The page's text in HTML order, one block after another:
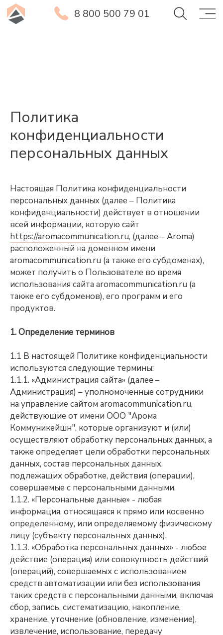
8 800 500 79 01
Политика
конфиденциальности
персональных данных
Настоящая Политика конфиденциальности
персональных данных (далее – Политика
конфиденциальности) действует в отношении
всей информации, которую сайт
https://aromacommunication.ru, (далее – Aroma)
расположенный на доменном имени
aromacommunication.ru (а также его субдоменах),
может получить о Пользователе во время
использования сайта aromacommunication.ru (а
также его субдоменов), его программ и его
продуктов.
1. Определение терминов
1.1 В настоящей Политике конфиденциальности
используются следующие термины:
1.1.1. «Администрация сайта» (далее –
Администрация) – уполномоченные сотрудники
на управление сайтом aromacommunication.ru,
действующие от имени ООО "Арома
Коммуникейшн", которые организуют и (или)
осуществляют обработку персональных данных, а
также определяет цели обработки персональных
данных, состав персональных данных,
подлежащих обработке, действия (операции),
совершаемые с персональными данными.
1.1.2. «Персональные данные» - любая
информация, относящаяся к прямо или косвенно
определенному, или определяемому физическому
лицу (субъекту персональных данных).
1.1.3. «Обработка персональных данных» - любое
действие (операция) или совокупность действий
(операций), совершаемых с использованием
средств автоматизации или без использования
таких средств с персональными данными, включая
сбор, запись, систематизацию, накопление,
хранение, уточнение (обновление, изменение),
извлечение, использование, передачу